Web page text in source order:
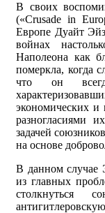
В своих
(«Crusade in
Европе Дуайт
войнах
Наполеона как
померкла, когда
что он
экономических и
разногласиями
задачей
на основе
В данном случае
из главных
столкнуться